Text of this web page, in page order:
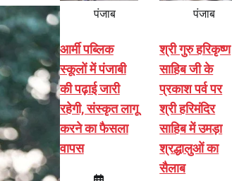
पंजाब
आर्मी पब्लिक
स्कूलों में पंजाबी
की पढ़ाई जारी
रहेगी, संस्कृत लागू
करने का फैसला
वापस
पंजाब
श्री गुरु हरिकृष्ण
साहिब जी के
प्रकाश पर्व पर
श्री हरिमंदिर
साहिब में उमड़ा
श्रद्धालुओं का
सैलाब